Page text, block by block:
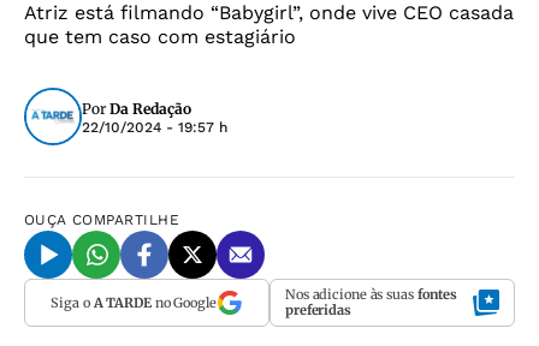
Atriz está filmando “Babygirl”, onde vive CEO casada
que tem caso com estagiário
Por Da Redação
22/10/2024 - 19:57 h
OUÇA COMPARTILHE
Siga o A TARDEno Google Nos adicione às suas fontes
preferidas